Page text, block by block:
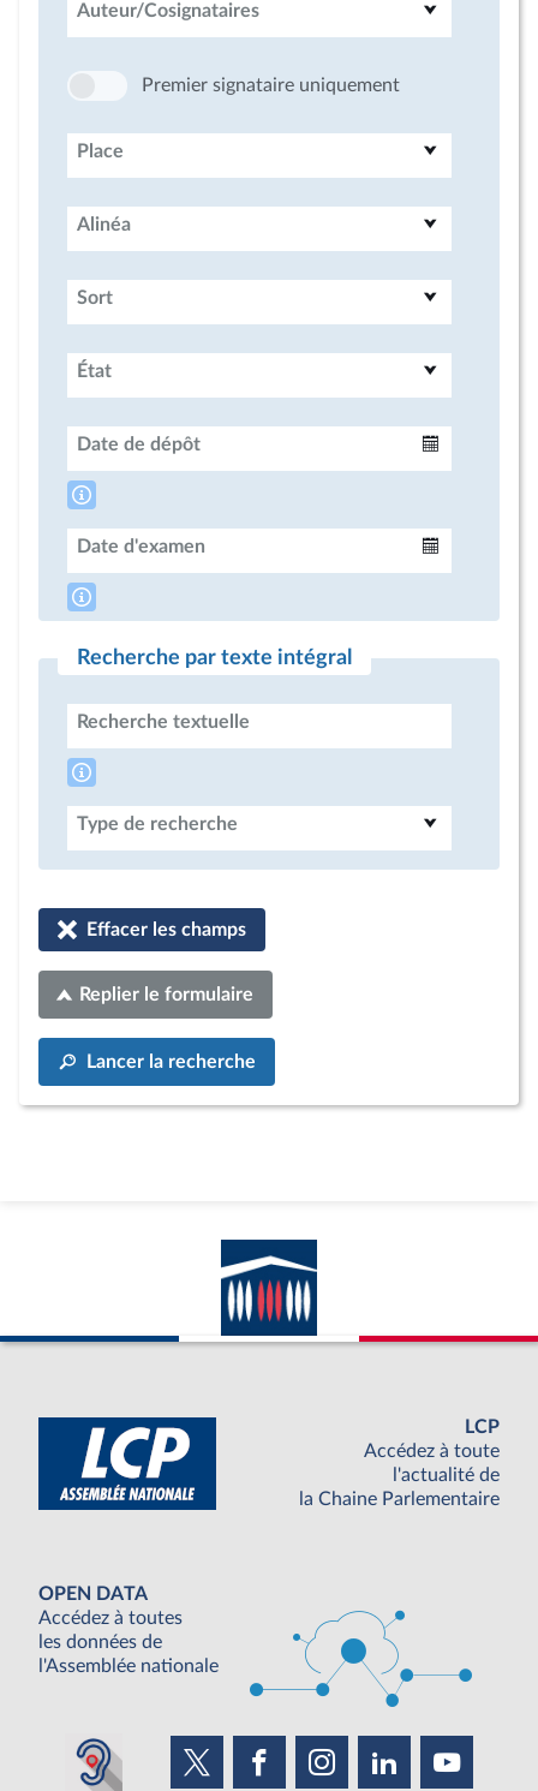
Auteur/Cosignataires
Premier signataire uniquement
Place
Alinéa
Sort
État
Date de dépôt
Date d'examen
Recherche par texte intégral
Recherche textuelle
Type de recherche
Effacer les champs
Replier le formulaire
Lancer la recherche
LCP
Accédez à toute
l'actualité de
la Chaine Parlementaire
OPEN DATA
Accédez à toutes
les données de
l'Assemblée nationale